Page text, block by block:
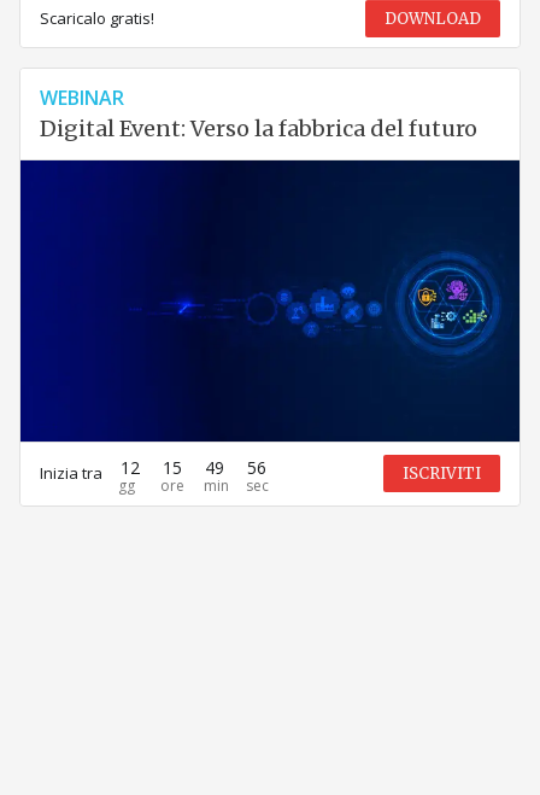
Scaricalo gratis! DOWNLOAD
WEBINAR
Digital Event: Verso la fabbrica del futuro
Inizia tra 12 15 49 56 ISCRIVITI